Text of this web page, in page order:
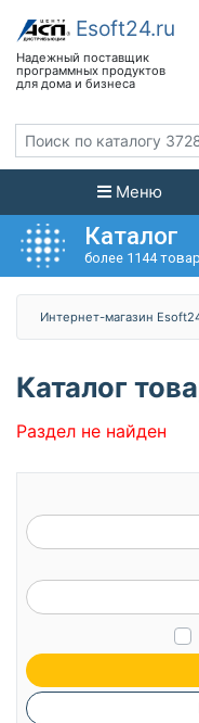
Меню
Каталог
более 1144
Интернет-магазин
Каталог
Раздел не найден